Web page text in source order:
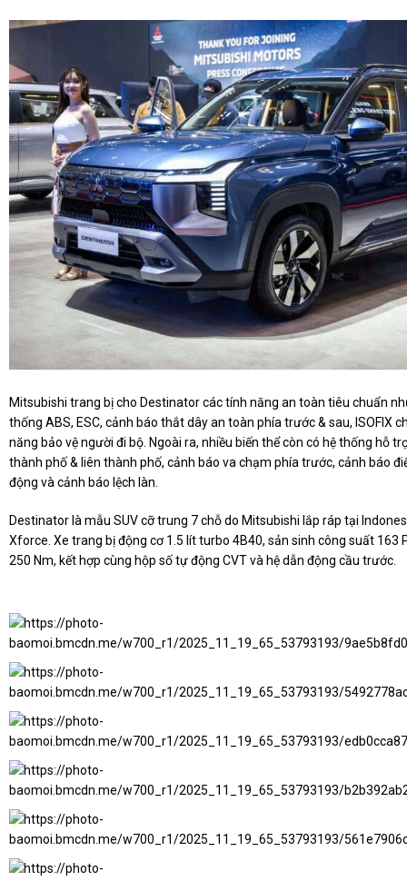
Mitsubishi trang bị cho Destinator các tính năng an toàn tiêu chuẩn
thống ABS, ESC, cảnh báo thắt dây an toàn phía trước & sau, ISOFIX
năng bảo vệ người đi bộ. Ngoài ra, nhiều biến thể còn có hệ thống hỗ
thành phố & liên thành phố, cảnh báo va chạm phía trước, cảnh báo
động và cảnh báo lệch làn.
Destinator là mẫu SUV cỡ trung 7 chỗ do Mitsubishi lắp ráp tại
Xforce. Xe trang bị động cơ 1.5 lít turbo 4B40, sản sinh công suất 163
250 Nm, kết hợp cùng hộp số tự động CVT và hệ dẫn động cầu trước.